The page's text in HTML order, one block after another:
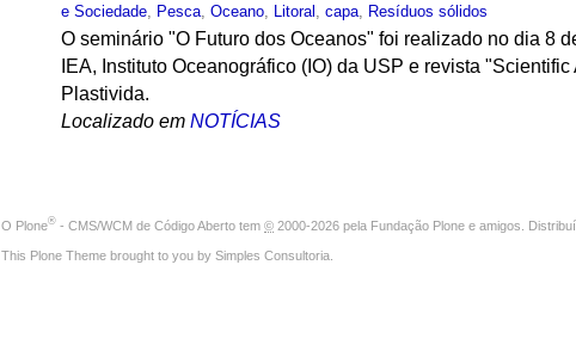
e Sociedade Pesca ,Oceano Litoral ,capa Resíduos sólidos
O seminário "O Futuro dos Oceanos" foi realizado no dia 8
IEA, Instituto Oceanográfico (IO) da USP e revista
Plastivida.
Localizado em NOTÍCIAS
O Plone® - CMS/WCM de Código Aberto tem © 2000-2026 pela Fundação Plone e amigos.
This Plone Theme brought to you by Simples Consultoria